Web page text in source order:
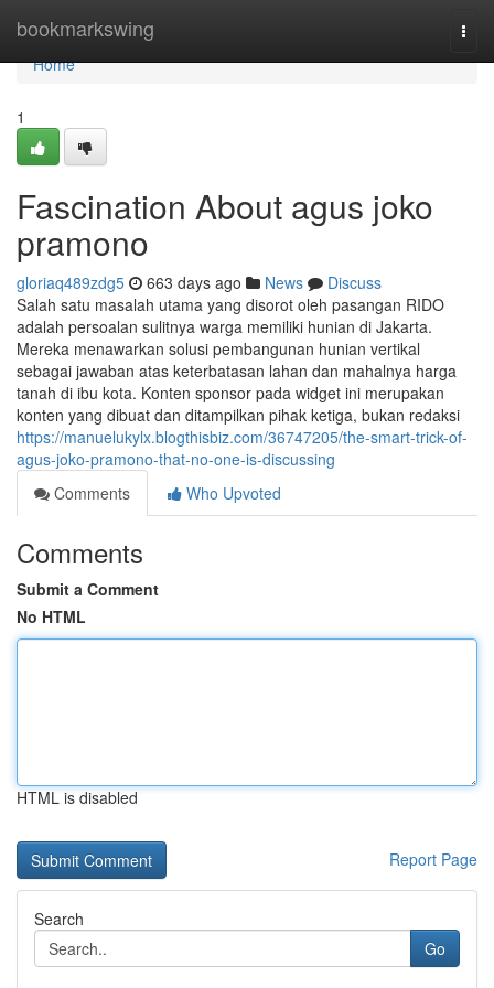
bookmarkswing
Home
Home
1
Fascination About agus joko
pramono
gloriaq489zdg5 663 days ago News
Discuss
Salah satu masalah utama yang disorot oleh pasangan RIDO
adalah persoalan sulitnya warga memiliki hunian di Jakarta.
Mereka menawarkan solusi pembangunan hunian vertikal
sebagai jawaban atas keterbatasan lahan dan mahalnya harga
tanah di ibu kota. Konten sponsor pada widget ini merupakan
konten yang dibuat dan ditampilkan pihak ketiga, bukan redaksi
https://manuelukylx.blogthisbiz.com/36747205/the-smart-trick-of-
agus-joko-pramono-that-no-one-is-discussing
Comments
Who Upvoted
Comments
Submit a Comment
No HTML
HTML is disabled
Report Page
Search
Go